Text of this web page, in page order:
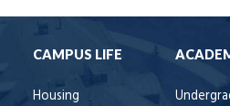
CAMPUS LIFE
Housing